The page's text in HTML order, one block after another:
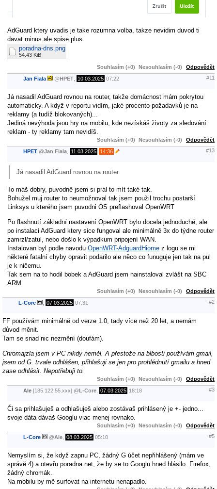
AdGuard ktery uvadis je take rozumna volba, takze nevidim duvod ti
davat minus ale spise plus.
poradna-dns.png
54.43 KiB
Souhlasím (+0) Nesouhlasím (-0) Odpovědět
Jan Fiala @ HPET 10.03.2025 07:22 #11
Já nasadil AdGuard rovnou na router, takže domácnost mám pokrytou
automaticky. A když v reportu vidím, jaké procento požadavků je na
reklamy (a tudíž blokovaných)...
Jediná nevýhoda jsou hry na mobilu, kde nezískáš životy za sledování
reklam - ty reklamy tam nevidíš.
Souhlasím (+0) Nesouhlasím (-0) Odpovědět
HPET @Jan Fiala 11.03.2025 14:36 #13
Já nasadil AdGuard rovnou na router
To máš dobry, puvodně jsem si prál to mít také tak.
Bohužel muj router to neumožnoval tak jsem použil trochu postarší
Linksys u kterého jsem puvodni OS preflashoval OpenWRT
Po flashnutí základní nastavení OpenWRT bylo docela jednoduché, ale
po instalaci AdGuard ktery sice fungoval ale minimálně 3x do týdne router
zamrzl/zatul, nebo došlo k výpadkum pripojení WAN.
Instalovan byl podle navodu OpenWRT-AdguardHiome z logu se mi
některé fatalní chyby opravit podarilo ale něco co funuguje jen tak na pul
je k ničemu.
Tak sem na to hodil bobek a AdGuard jsem nainstaloval zvlášt na SBC
ARM.
Souhlasím (+0) Nesouhlasím (-0) Odpovědět
L-Core 07.03.2025 07:31 #2
FF používám minimálně od verze 1.0, tady více než 20 let, a nemám
důvod měnit.
Tam se snad nic nezmění (doufám).
Chromajzla jsem v PC nikdy neměl. A přestože na blbosti používám gmail,
jsem od G. trvale odhlášen, přihlašuji se jen pro prohlédnutí gmailu a hned
zase odhlásit. Nepotřebuji to.
Souhlasím (+0) Nesouhlasím (-0) Odpovědět
Ale [185.122.55.xxx] @ L-Core 07.03.2025 18:18 #3
Či sa prihlašuješ a odhlašuješ alebo zostávaš prihlásený je +- jedno...
svoje dáta dávaš Googlu viac menej rovnako.
Souhlasím (+0) Nesouhlasím (-0) Odpovědět
L-Core @Ale 08.03.2025 05:10 #5
Nemyslím si, že když zapnu PC, žádný G účet nepřihlášený (mám ve
správě 4) a otevřu poradna.net, že by se to Googlu hned hlásilo. Firefox,
žádný chromák.
Na mobilu by mě surfovat na internetu nenapadlo.